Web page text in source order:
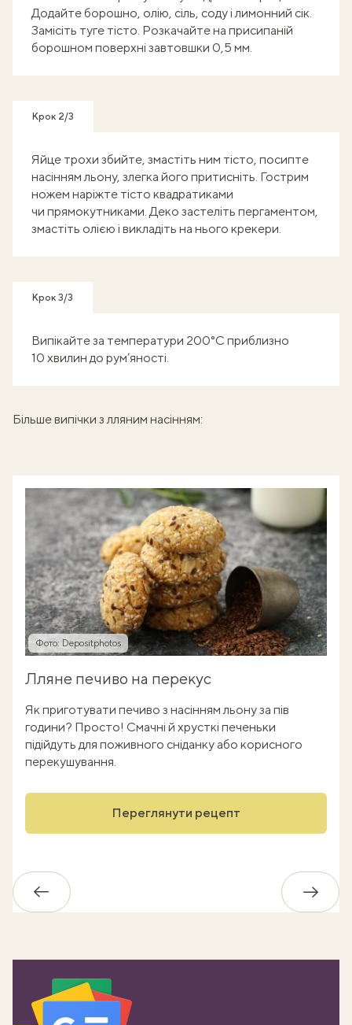
Додайте борошно, олію, сіль, соду і лимонний сік.
Замісіть туге тісто. Розкачайте на присипаній
борошном поверхні завтовшки 0,5 мм.
Крок 2/3
Яйце трохи збийте, змастіть ним тісто, посипте
насінням льону, злегка його притисніть. Гострим
ножем наріжте тісто квадратиками
чи прямокутниками. Деко застеліть пергаментом,
змастіть олією і викладіть на нього крекери.
Крок 3/3
Випікайте за температури 200°C приблизно
10 хвилин до рум’яності.
Більше випічки з лляним насінням:
Фото: Depositphotos
Лляне печиво на перекус
Як приготувати печиво з насінням льону за пів
години? Просто! Смачні й хрусткі печеньки
підійдуть для поживного сніданку або корисного
перекушування.
Переглянути рецепт
Назад